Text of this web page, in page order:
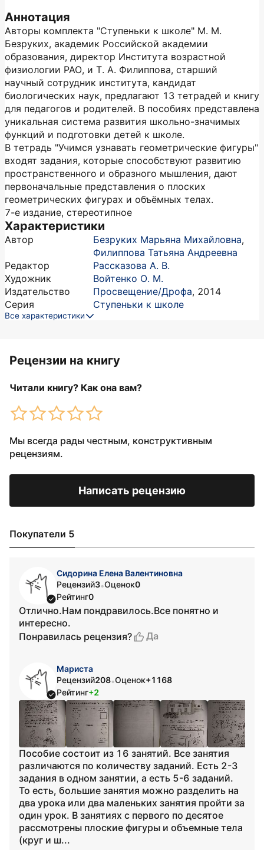
Аннотация
Авторы комплекта "Ступеньки к школе" М. М.
Безруких, академик Российской академии
образования, директор Института возрастной
физиологии РАО, и Т. А. Филиппова, старший
научный сотрудник института, кандидат
биологических наук, предлагают 13 тетрадей и книгу
для педагогов и родителей. В пособиях представлена
уникальная система развития школьно-значимых
функций и подготовки детей к школе.
В тетрадь "Учимся узнавать геометрические фигуры"
входят задания, которые способствуют развитию
пространственного и образного мышления, дают
первоначальные представления о плоских
геометрических фигурах и объёмных телах.
7-е издание, стереотипное
Характеристики
Автор Безруких Марьяна Михайловна,
Филиппова Татьяна Андреевна
Редактор
Рассказова А. В.
Художник
Войтенко О. М.
Издательство
Просвещение/Дрофа, 2014
Серия
Ступеньки к школе
Все характеристики
Рецензии на книгу
Читали книгу? Как она вам?
Мы всегда рады честным, конструктивным
рецензиям.
Написать рецензию
Покупатели 5
Сидорина Елена Валентиновна
Рецензий3•Оценок0
Рейтинг0
Отлично.Нам пондравилось.Все понятно и
интересно.
Понравилась рецензия?
Да
Мариста
Рецензий208•Оценок+1168
Рейтинг+2
Пособие состоит из 16 занятий. Все занятия
различаются по количеству заданий. Есть 2-3
задания в одном занятии, а есть 5-6 заданий.
То есть, большие занятия можно разделить на
два урока или два маленьких занятия пройти за
один урок. В занятиях с первого по десятое
рассмотрены плоские фигуры и объемные тела
(круг и ш...